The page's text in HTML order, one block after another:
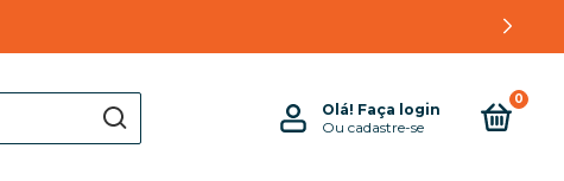
Olá! Faça login
Ou cadastre-se
0